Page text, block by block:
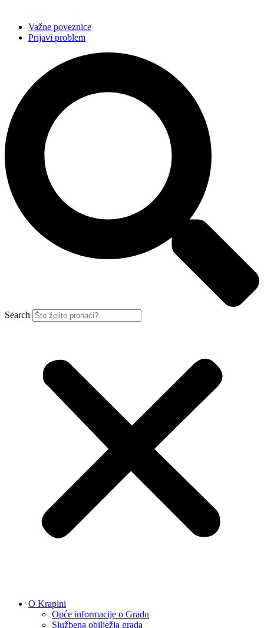
Važne poveznice
Prijavi problem
Search
O Krapini
Opće informacije o Gradu
Službena obilježja grada